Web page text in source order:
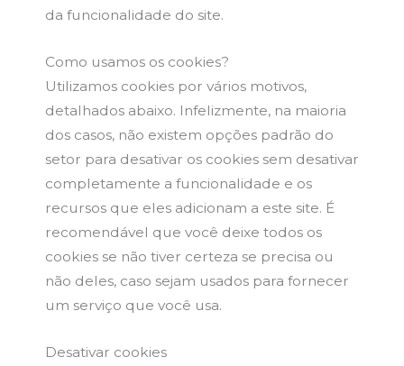
da funcionalidade do site.
Como usamos os cookies?
Utilizamos cookies por vários motivos,
detalhados abaixo. Infelizmente, na maioria
dos casos, não existem opções padrão do
setor para desativar os cookies sem desativar
completamente a funcionalidade e os
recursos que eles adicionam a este site. É
recomendável que você deixe todos os
cookies se não tiver certeza se precisa ou
não deles, caso sejam usados para fornecer
um serviço que você usa.
Desativar cookies